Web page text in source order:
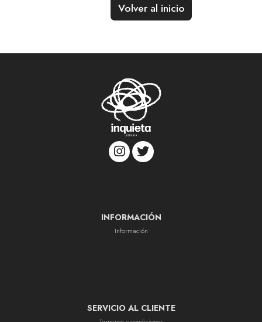
Volver al inicio
INFORMACIÓN
Información
SERVICIO AL CLIENTE